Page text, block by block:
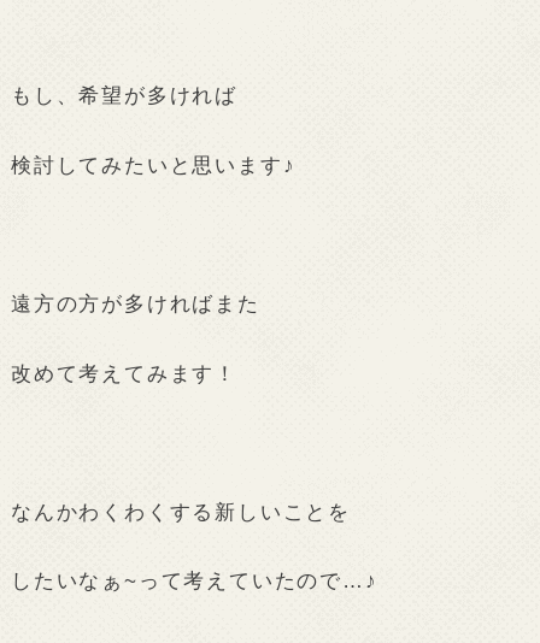
もし、希望が多ければ
検討してみたいと思います♪
遠方の方が多ければまた
改めて考えてみます！
なんかわくわくする新しいことを
したいなぁ~って考えていたので…♪